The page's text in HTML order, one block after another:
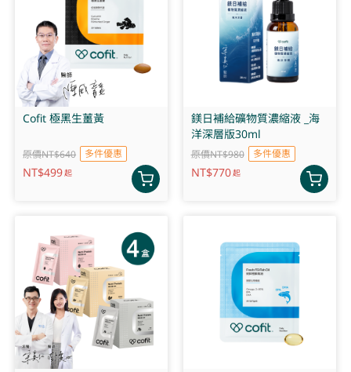
Cofit 極黑生薑黃
原價NT$640 多件優惠
NT$499起
鎂日補給礦物質濃縮液 _海
洋深層版30ml
原價NT$980 多件優惠
NT$770起